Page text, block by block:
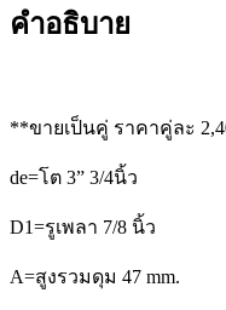
ละ)
คำอธิบาย
**ขายเป็นคู่ ราคาคู่ละ
de=โต 3” 3/4นิ้ว
D1=รูเพลา 7/8 นิ้ว
A=สูงรวมดุม 47 mm.